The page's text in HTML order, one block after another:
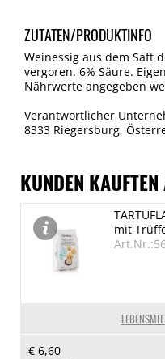
ZUTATEN/PRODUKTINFO
Weinessig aus dem Saft
vergoren. 6% Säure.
Nährwerte angegeben
Verantwortlicher
8333 Riegersburg,
KUNDEN
mit
€ 6,60